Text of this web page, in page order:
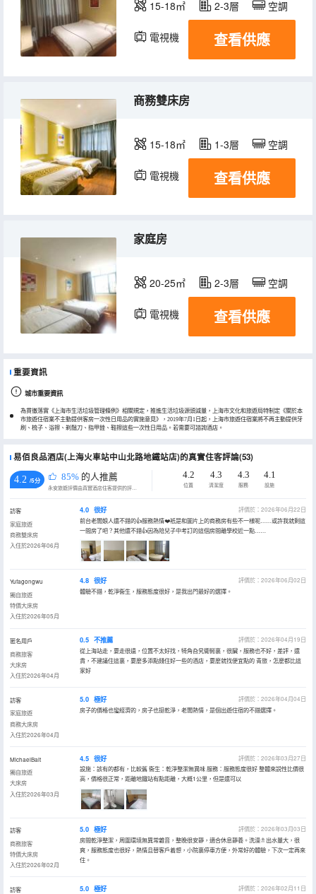
15-18㎡ 2-3層 空調
電視機 查看供應
商務雙床房
15-18㎡ 1-3層 空調
電視機 查看供應
家庭房
20-25㎡ 2-3層 空調
電視機 查看供應
重要資訊
城市重要資訊
為貫徹落實《上海市生活垃圾管理條例》相關規定，推進生活垃圾源頭減量，上海市文化和旅遊局特制定《關於本
市旅遊住宿業不主動提供客房一次性日用品的實施意見》，2019年7月1日起，上海市旅遊住宿業將不再主動提供牙
刷、梳子、浴擦、剃鬚刀、指甲銼、鞋擦這些一次性日用品。若需要可諮詢酒店。
易佰良品酒店(上海火車站中山北路地鐵站店)的真實住客評論(53)
4.2 /5分 85% 的人推薦
永安旅遊評價由真實酒店住客提供的評價。
4.2
位置
4.3
清潔度
4.3
服務
4.1
設施
訪客
家庭旅遊
商務雙床房
入住於2026年06月
4.0 很好
評價於：2026年06月22日
前台老闆娘人還不錯的👍服務熱情❤️衹是和圖片上的商務房有些不一樣呢……或許我就剩這
一間房了吧？其他還不錯👍因為陪兒子中考訂的這個房間離學校近一點……
Yufagongwu
獨自旅遊
特價大床房
入住於2026年05月
4.8 很好
評價於：2026年06月02日
體驗不錯，乾淨衞生，服務態度很好，是我出門最好的選擇。
匿名用戶
商務旅客
大床房
入住於2026年04月
0.5 不推薦
評價於：2026年04月19日
從上海站走，要走很遠，位置不太好找，犄角旮旯衚衕裏，很臟，服務也不好，差評，還
貴，不建議住這裏，要麼多添點錢住好一些的酒店，要麼就找便宜點的 青旅，怎麼都比這
家好
訪客
家庭旅遊
商務大床房
入住於2026年04月
5.0 極好
評價於：2026年04月04日
房子的價格也蠻經濟的，房子也挺乾淨，老闆熱情，是個出遊住宿的不錯選擇。
MichaelBait
獨自旅遊
大床房
入住於2026年03月
4.5 很好
評價於：2026年03月27日
設施：該有的都有，比較舊 衞生：乾淨整潔無異味 服務：服務態度很好 整體來説性比價很
高，價格很正常，距離地鐵站有點距離，大概1公里，但是還可以
訪客
商務旅客
特價大床房
入住於2026年02月
5.0 極好
評價於：2026年03月03日
房間乾淨整潔，周圍環境無異常雜音，整晚很安靜，適合休息靜養。洗澡🚿出水量大，很
爽，服務態度也很好，熱情且替客戶着想，小院裏停車方便，外常好的體驗，下次一定再來
住。
訪客
5.0 極好
評價於：2026年02月11日